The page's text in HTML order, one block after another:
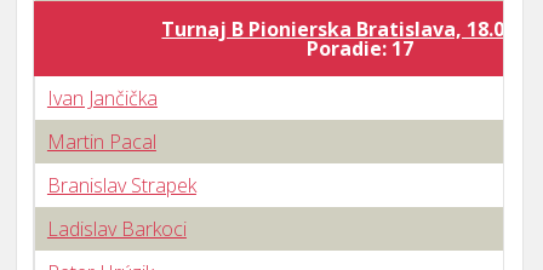
Turnaj B Pionierska Bratislava,
Poradie: 17
Ivan Jančička
Martin Pacal
Branislav Strapek
Ladislav Barkoci